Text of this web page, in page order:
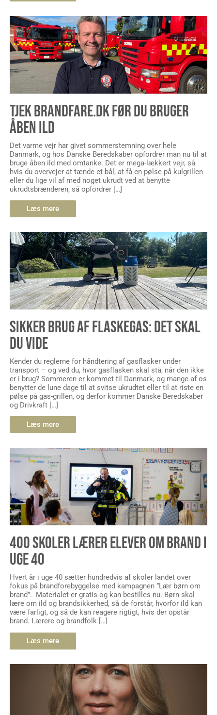
TJEK BRANDFARE.DK FØR DU BRUGER
ÅBEN ILD
Det varme vejr har givet sommerstemning over hele
Danmark, og hos Danske Beredskaber opfordrer man nu til at
bruge åben ild med omtanke. Det er mega-lækkert vejr, så
hvis du overvejer at tænde et bål, at få en pølse på kulgrillen
eller du lige vil af med noget ukrudt ved at benytte
ukrudtsbrænderen, så opfordrer […]
Læs mere
SIKKER BRUG AF FLASKEGAS: DET SKAL
DU VIDE
Kender du reglerne for håndtering af gasflasker under
transport – og ved du, hvor gasflasken skal stå, når den ikke
er i brug? Sommeren er kommet til Danmark, og mange af os
benytter de lune dage til at svitse ukrudtet eller til at riste en
pølse på gas-grillen, og derfor kommer Danske Beredskaber
og Drivkraft […]
Læs mere
400 SKOLER LÆRER ELEVER OM BRAND I
UGE 40
Hvert år i uge 40 sætter hundredvis af skoler landet over
fokus på brandforebyggelse med kampagnen ”Lær børn om
brand”. Materialet er gratis og kan bestilles nu. Børn skal
lære om ild og brandsikkerhed, så de forstår, hvorfor ild kan
være farligt, og så de kan reagere rigtigt, hvis der opstår
brand. Lærere og brandfolk […]
Læs mere